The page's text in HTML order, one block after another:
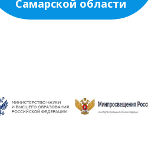
Самарской области